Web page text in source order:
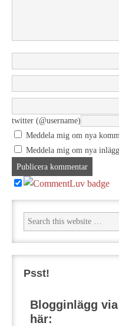
twitter (@username)
Meddela mig om nya
Meddela mig om nya
Psst!
Blogginlägg
här: